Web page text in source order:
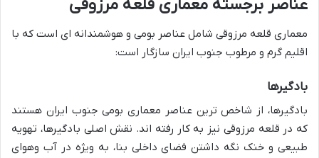
عناصر برجسته معماری قلعه مرزوقی
معماری قلعه مرزوقی شامل عناصر بومی و هوشمندانه ای است که با
اقلیم گرم و مرطوب جنوب ایران سازگار است:
بادگیرها
بادگیرها، از شاخص ترین عناصر معماری بومی جنوب ایران هستند
که در قلعه مرزوقی نیز به کار رفته اند. نقش اصلی بادگیرها، تهویه
طبیعی و خنک نگه داشتن فضای داخلی بنا، به ویژه در آب وهوای